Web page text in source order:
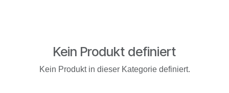
Kein Produkt definiert
Kein Produkt in dieser Kategorie definiert.